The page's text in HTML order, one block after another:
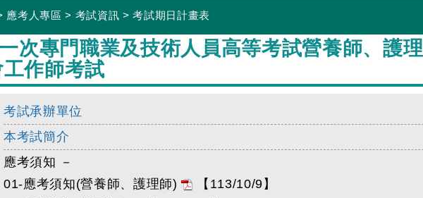
應考人專區 > 考試資訊 >考試期日計畫表
次專門職業及技術人員高等考試營養師、護理
作師考試
考試承辦單位
本考試簡介
應考須知 －
01-應考須知(營養師、護理師)
【113/10/9】